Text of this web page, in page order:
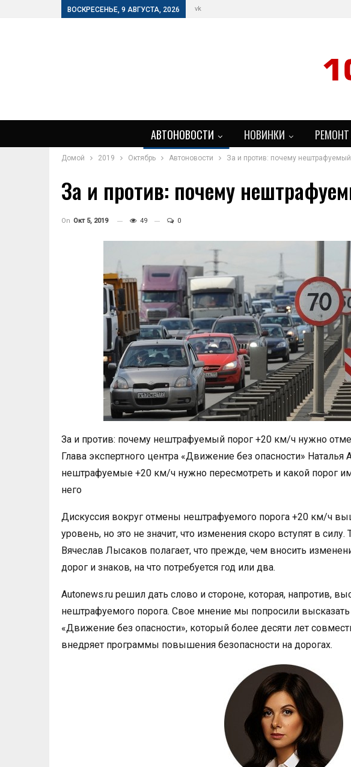
ВОСКРЕСЕНЬЕ, 9 АВГУСТА, 2026 vk
АВТОНОВОСТИ НОВИНКИ
Домой 2019 Октябрь Автоновости За и против: почему
За и против: почему
On Окт 5, 2019 49 0
За и против: почему нештрафуемый порог +20 км/ч нужно
Глава экспертного центра «Движение без опасности» Наталья
нештрафуемые +20 км/ч нужно пересмотреть и какой порог
него
Дискуссия вокруг отмены нештрафуемого порога +20 км/ч
уровень, но это не значит, что изменения скоро вступят в
Вячеслав Лысаков полагает, что прежде, чем вносить
дорог и знаков, на что потребуется год или два.
Autonews.ru решил дать слово и стороне, которая, напротив,
нештрафуемого порога. Свое мнение мы попросили высказать
«Движение без опасности», который более десяти лет
внедряет программы повышения безопасности на дорогах.